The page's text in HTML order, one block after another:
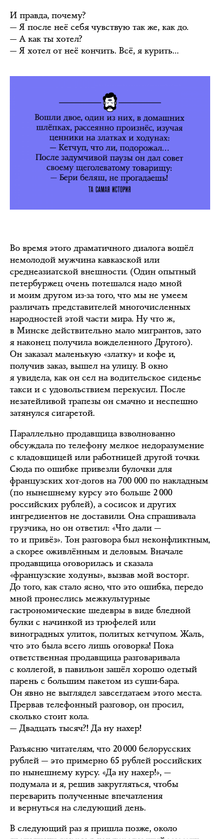
И правда, почему?
— Я после неё себя чувствую так же, как до.
— А как ты хотел?
— Я хотел от неё кончить. Всё, я курить…
Во время этого драматичного диалога вошёл
немолодой мужчина кавказской или
среднеазиатской внешности. (Один опытный
петербуржец очень потешался надо мной
и моим другом из-за того, что мы не умеем
различать представителей многочисленных
народностей этой части мира. Ну что ж,
в Минске действительно мало мигрантов, зато
я наконец получила вожделенного Другого).
Он заказал маленькую «златку» и кофе и,
получив заказ, вышел на улицу. В окно
я увидела, как он сел на водительское сиденье
такси и с удовольствием перекусил. После
незатейливой трапезы он смачно и неспешно
затянулся сигаретой.
Параллельно продавщица взволнованно
обсуждала по телефону мелкое недоразумение
с кладовщицей или работницей другой точки.
Сюда по ошибке привезли булочки для
французских хот-догов на 700 000 по накладным
(по нынешнему курсу это больше 2 000
российских рублей), а сосисок и других
ингредиентов не доставили. Она спрашивала
грузчика, но он ответил: «Что дали —
то и привёз». Тон разговора был неконфликтным,
а скорее оживлённым и деловым. Вначале
продавщица оговорилась и сказала
«французские ходуны», вызвав мой восторг.
До того, как стало ясно, что это ошибка, передо
мной пронеслись межкультурные
гастрономические шедевры в виде бледной
булки с начинкой из трюфелей или
виноградных улиток, политых кетчупом. Жаль,
что это была всего лишь оговорка! Пока
ответственная продавщица разговаривала
с коллегой, в павильон зашёл хорошо одетый
парень с большим пакетом из суши-бара.
Он явно не выглядел завсегдатаем этого места.
Прервав телефонный разговор, он просил,
сколько стоит кола.
— Двадцать тысяч?! Да ну нахер!
Разъясню читателям, что 20 000 белорусских
рублей — это примерно 65 рублей российских
по нынешнему курсу. «Да ну нахер!», —
подумала и я, решив закругляться, чтобы
переварить полученные впечатления
и вернуться на следующий день.
В следующий раз я пришла позже, около